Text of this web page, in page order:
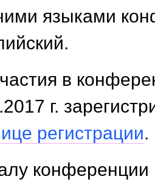
языками
в
г.
регистрации.
конференции